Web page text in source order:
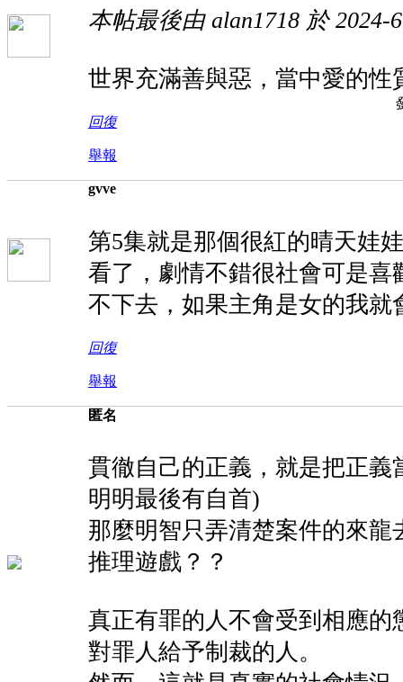
本帖最後由 alan1718 於 2024-
世界充滿善與惡，當中愛的性
回復
舉報
gvve
第5集就是那個很紅的晴天娃
看了，劇情不錯很社會可是喜
不下去 ，如果主角是女的我
回復
舉報
匿名
貫徹自己的正義，就是把正義
明明最後有自首)
那麼明智只弄清楚案件的來龍
推理遊戲？？
真正有罪的人不會受到相應的
對罪人給予制裁的人。